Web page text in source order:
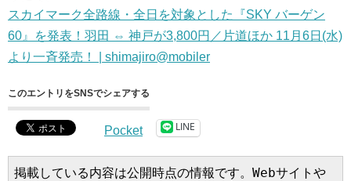
スカイマーク全路線・全日を対象とした『SKY バーゲン
60』を発表！羽田 ⇔ 神戸が3,800円／片道ほか 11月6日(水)
より一斉発売！ | shimajiro@mobiler
このエントリをSNSでシェアする
Pocket LINE
掲載している内容は公開時点の情報です。Webサイトや